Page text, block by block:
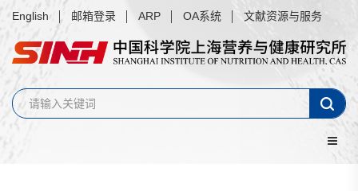
English 邮箱登录 ARP OA系统 文献资源与服务